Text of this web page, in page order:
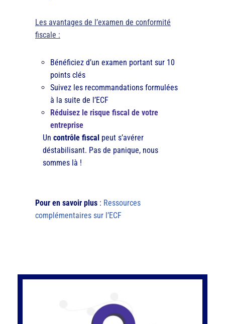
Les avantages de l’examen de conformité
fiscale :
Bénéficiez d’un examen portant sur 10
points clés
Suivez les recommandations formulées
à la suite de l’ECF
Réduisez le risque fiscal de votre
entreprise
Un contrôle fiscal peut s’avérer
déstabilisant. Pas de panique, nous
sommes là !
Pour en savoir plus : Ressources
complémentaires sur l’ECF